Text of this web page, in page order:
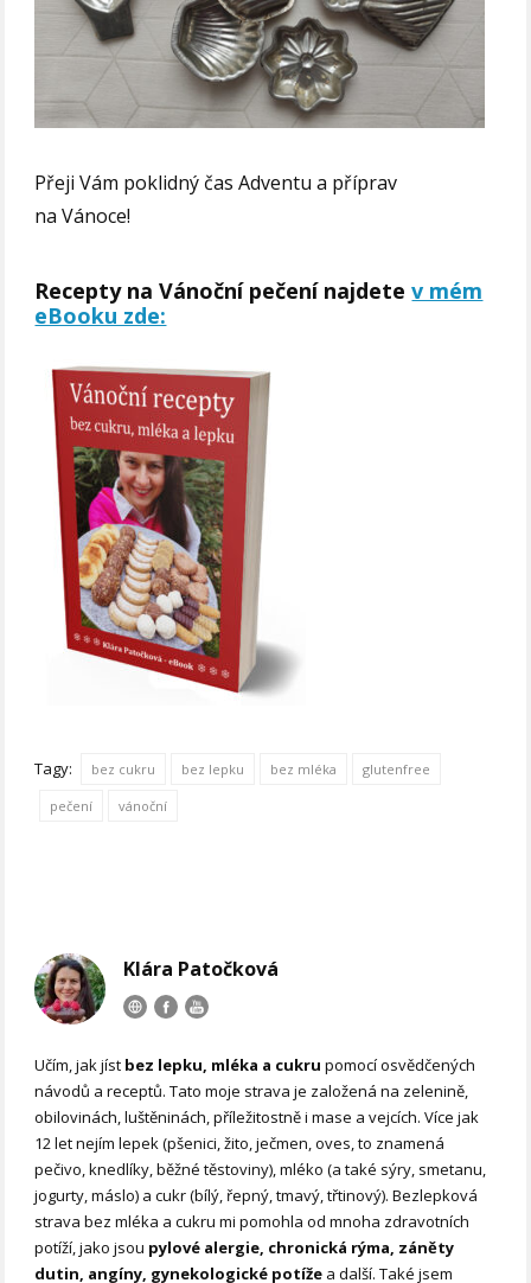
Přeji Vám poklidný čas Adventu a příprav
na Vánoce!
Recepty na Vánoční pečení najdetev mém
eBooku zde:
Tagy: bez cukru bez lepku bez mléka glutenfree
pečení vánoční
Klára Patočková
Učím, jak jíst bez lepku, mléka a cukru pomocí osvědčených
návodů a receptů. Tato moje strava je založená na zelenině,
obilovinách, luštěninách, příležitostně i mase a vejcích. Více jak
12 let nejím lepek (pšenici, žito, ječmen, oves, to znamená
pečivo, knedlíky, běžné těstoviny), mléko (a také sýry, smetanu,
jogurty, máslo) a cukr (bílý, řepný, tmavý, třtinový). Bezlepková
strava bez mléka a cukru mi pomohla od mnoha zdravotních
potíží, jako jsou pylové alergie, chronická rýma, záněty
dutin, angíny, gynekologické potíže a další. Také jsem